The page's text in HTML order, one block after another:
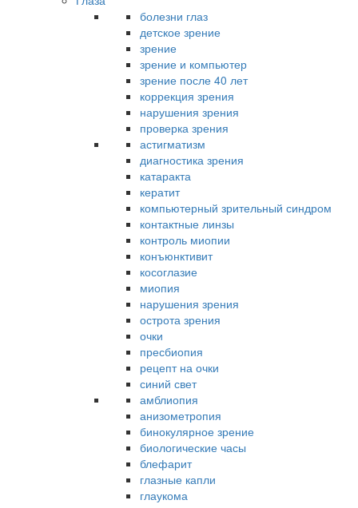
болезни глаз
детское зрение
зрение
зрение и компьютер
зрение после 40 лет
коррекция зрения
нарушения зрения
проверка зрения
астигматизм
диагностика зрения
катаракта
кератит
компьютерный зрительный синдром
контактные линзы
контроль миопии
конъюнктивит
косоглазие
миопия
нарушения зрения
острота зрения
очки
пресбиопия
рецепт на очки
синий свет
амблиопия
анизометропия
бинокулярное зрение
биологические часы
блефарит
глазные капли
глаукома